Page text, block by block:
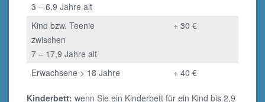
3 – 6,9 Jahre alt
Kind bzw. Teenie
zwischen
7 – 17,9 Jahre alt
+ 30 €
Erwachsene > 18 Jahre + 40 €
Kinderbett: wenn Sie ein Kinderbett für ein Kind bis 2,9